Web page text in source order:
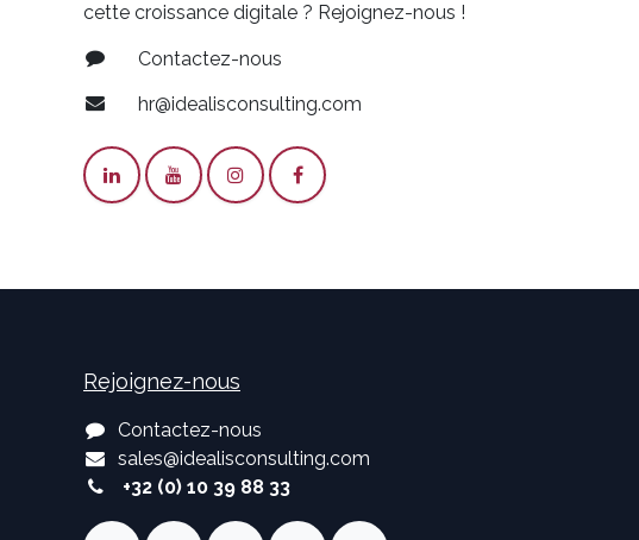
cette croissance digitale ? Rejoignez-nous !
Contactez-nous
hr@idealisconsulting.com
Rejoignez-nous
Contactez-nous
sales@idealisconsulting.com
+32 (0) 10 39 88 33